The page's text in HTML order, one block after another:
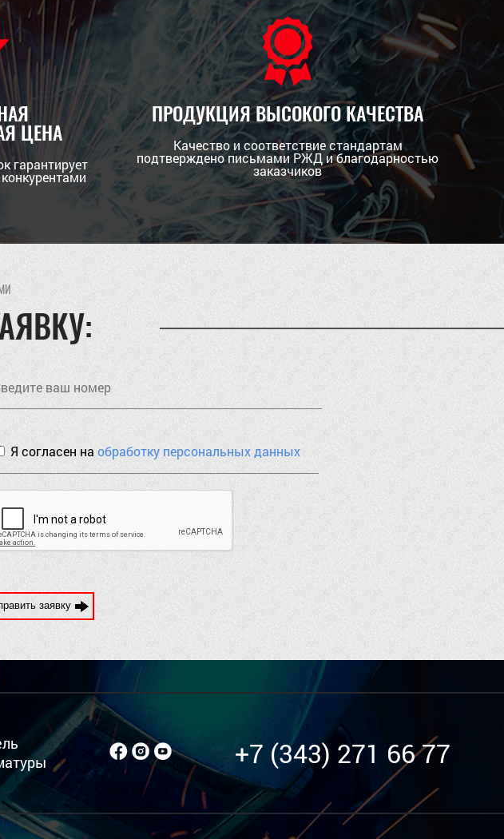
ЦЕНА
гарантирует
ПРОДУКЦИЯ ВЫСОКОГО КАЧЕСТВА
Качество и соответствие стандартам
подтверждено письмами РЖД и благодарностью
заказчиков
Я согласен на обработку персональных данных
заявку
+7 (343) 271 66 77